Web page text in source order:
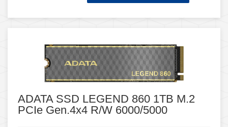
ADATA SSD LEGEND 860 1TB M.2
PCIe Gen.4x4 R/W 6000/5000